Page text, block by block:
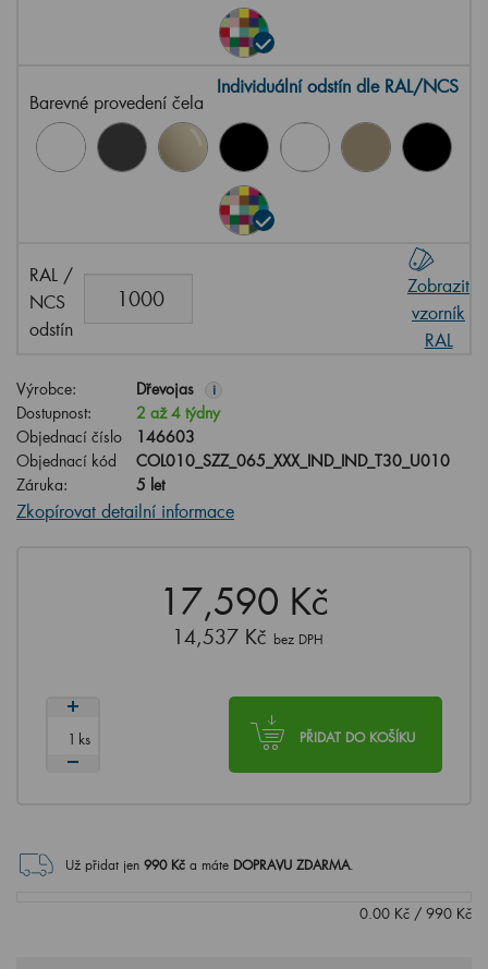
Barevné provedení čela
Individuální odstín dle RAL/NCS
RAL /
NCS
odstín
Zobrazit
vzorník
RAL
Výrobce: Dřevojas i
Dostupnost:
2 až 4 týdny
Objednací číslo
146603
Objednací kód
COL010_SZZ_065_XXX_IND_IND_T30_U010
Záruka:
5 let
Zkopírovat detailní informace
17,590 Kč
14,537 Kč bez DPH
PŘIDAT DO KOŠÍKU
ks
Už přidat jen 990Kč a máte DOPRAVU ZDARMA.
0.00 Kč / 990 Kč